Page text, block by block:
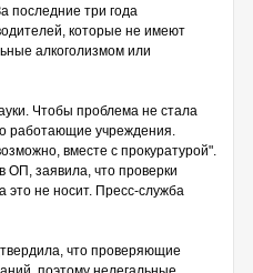
последние три года
которые не имеют
алкоголизмом или
Чтобы проблема не стала
работающие учреждения.
вместе с прокуратурой".
ОП, заявила, что проверки
это не носит. Пресс-служба
что проверяющие